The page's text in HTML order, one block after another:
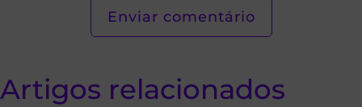
Artigos relacionados